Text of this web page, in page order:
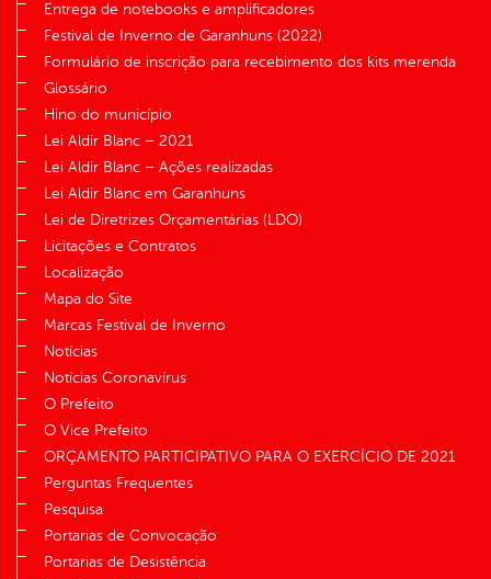
Entrega de notebooks e amplificadores
Festival de Inverno de Garanhuns (2022)
Formulário de inscrição para recebimento dos kits merenda
Glossário
Hino do município
Lei Aldir Blanc – 2021
Lei Aldir Blanc – Ações realizadas
Lei Aldir Blanc em Garanhuns
Lei de Diretrizes Orçamentárias (LDO)
Licitações e Contratos
Localização
Mapa do Site
Marcas Festival de Inverno
Notícias
Notícias Coronavírus
O Prefeito
O Vice Prefeito
ORÇAMENTO PARTICIPATIVO PARA O EXERCÍCIO DE 2021
Perguntas Frequentes
Pesquisa
Portarias de Convocação
Portarias de Desistência